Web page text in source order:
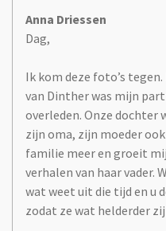
Anna Driessen
Dag,
Ik kom deze foto’s
van Dinther was mijn
overleden. Onze dochter
zijn oma, zijn moeder
familie meer en groeit
verhalen van haar vader.
wat weet uit die tijd en u
zodat ze wat helderder